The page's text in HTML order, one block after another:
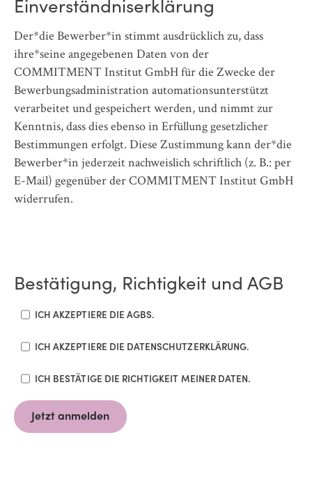
Der*die Bewerber*in stimmt ausdrücklich zu, dass
ihre*seine angegebenen Daten von der
COMMITMENT Institut GmbH für die Zwecke der
Bewerbungsadministration automationsunterstützt
verarbeitet und gespeichert werden, und nimmt zur
Kenntnis, dass dies ebenso in Erfüllung gesetzlicher
Bestimmungen erfolgt. Diese Zustimmung kann der*die
Bewerber*in jederzeit nachweislich schriftlich (z. B.: per
E-Mail) gegenüber der COMMITMENT Institut GmbH
widerrufen.
Bestätigung, Richtigkeit und AGB
ICH AKZEPTIERE DIE AGBS.
ICH AKZEPTIERE DIE DATENSCHUTZERKLÄRUNG.
ICH BESTÄTIGE DIE RICHTIGKEIT MEINER DATEN.
Jetzt anmelden